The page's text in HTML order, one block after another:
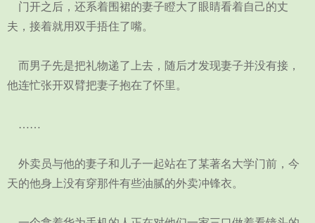
门开之后，还系着围裙的妻子瞪大了眼睛看着自己的丈
夫，接着就用双手捂住了嘴。
而男子先是把礼物递了上去，随后才发现妻子并没有接，
他连忙张开双臂把妻子抱在了怀里。
……
外卖员与他的妻子和儿子一起站在了某著名大学门前，今
天的他身上没有穿那件有些油腻的外卖冲锋衣。